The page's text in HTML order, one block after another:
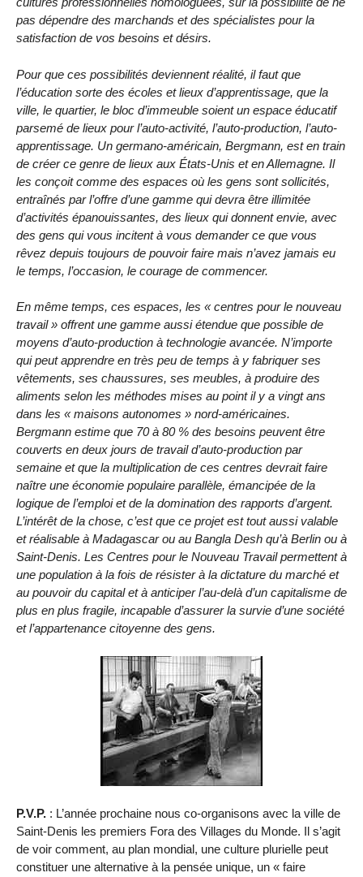
pas dépendre des marchands et des spécialistes pour la
satisfaction de vos besoins et désirs.
Pour que ces possibilités deviennent réalité, il faut que
l’éducation sorte des écoles et lieux d’apprentissage, que la
ville, le quartier, le bloc d’immeuble soient un espace éducatif
parsemé de lieux pour l’auto-activité, l’auto-production, l’auto-
apprentissage. Un germano-américain, Bergmann, est en train
de créer ce genre de lieux aux États-Unis et en Allemagne. Il
les conçoit comme des espaces où les gens sont sollicités,
entraînés par l’offre d’une gamme qui devra être illimitée
d’activités épanouissantes, des lieux qui donnent envie, avec
des gens qui vous incitent à vous demander ce que vous
rêvez depuis toujours de pouvoir faire mais n’avez jamais eu
le temps, l’occasion, le courage de commencer.
En même temps, ces espaces, les « centres pour le nouveau
travail » offrent une gamme aussi étendue que possible de
moyens d’auto-production à technologie avancée. N’importe
qui peut apprendre en très peu de temps à y fabriquer ses
vêtements, ses chaussures, ses meubles, à produire des
aliments selon les méthodes mises au point il y a vingt ans
dans les « maisons autonomes » nord-américaines.
Bergmann estime que 70 à 80 % des besoins peuvent être
couverts en deux jours de travail d’auto-production par
semaine et que la multiplication de ces centres devrait faire
naître une économie populaire parallèle, émancipée de la
logique de l’emploi et de la domination des rapports d’argent.
L’intérêt de la chose, c’est que ce projet est tout aussi valable
et réalisable à Madagascar ou au Bangla Desh qu’à Berlin ou à
Saint-Denis. Les Centres pour le Nouveau Travail permettent à
une population à la fois de résister à la dictature du marché et
au pouvoir du capital et à anticiper l’au-delà d’un capitalisme de
plus en plus fragile, incapable d’assurer la survie d’une société
et l’appartenance citoyenne des gens.
P.V.P. : L’année prochaine nous co-organisons avec la ville de
Saint-Denis les premiers Fora des Villages du Monde. Il s’agit
de voir comment, au plan mondial, une culture plurielle peut
constituer une alternative à la pensée unique, un « faire